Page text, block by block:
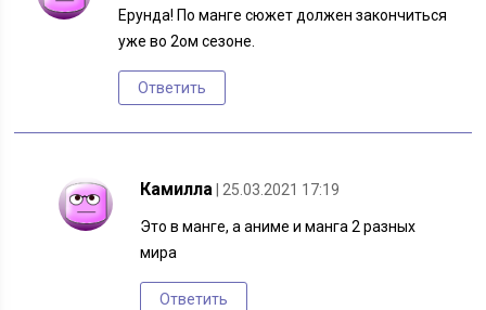
Ерунда! По манге сюжет должен закончиться
уже во 2ом сезоне.
Ответить
Камилла | 25.03.2021 17:19
Это в манге, а аниме и манга 2 разных
мира
Ответить